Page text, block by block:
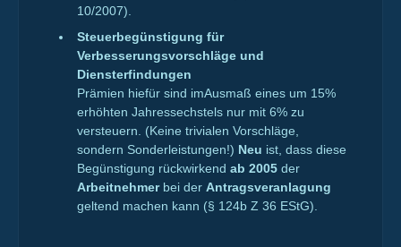
10/2007).
Steuerbegünstigung für
Verbesserungsvorschläge und
Diensterfindungen
Prämien hiefür sind imAusmaß eines um 15%
erhöhten Jahressechstels nur mit 6% zu
versteuern. (Keine trivialen Vorschläge,
sondern Sonderleistungen!) Neu ist, dass diese
Begünstigung rückwirkend ab 2005 der
Arbeitnehmerbei der Antragsveranlagung
geltend machen kann (§ 124b Z 36 EStG).